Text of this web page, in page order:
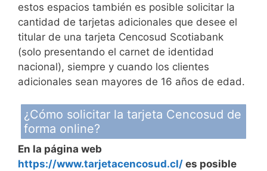
estos espacios también es posible solicitar la
cantidad de tarjetas adicionales que desee el
titular de una tarjeta Cencosud Scotiabank
(solo presentando el carnet de identidad
nacional), siempre y cuando los clientes
adicionales sean mayores de 16 años de edad.
¿Cómo solicitar la tarjeta Cencosud de
forma online?
En la página web
https://www.tarjetacencosud.cl/ es posible